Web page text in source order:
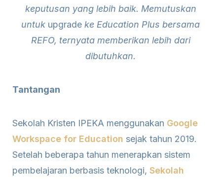
keputusan yang lebih baik. Memutuskan
untuk upgrade ke Education Plus bersama
REFO, ternyata memberikan lebih dari
dibutuhkan.
Tantangan
Sekolah Kristen IPEKA menggunakan Google
Workspace for Education sejak tahun 2019.
Setelah beberapa tahun menerapkan sistem
pembelajaran berbasis teknologi, Sekolah